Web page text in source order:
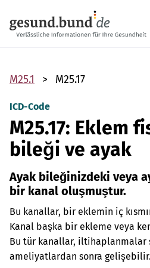
M25.1 M25.17
ICD-Code
M25.17: Eklem
bileği ve ayak
Ayak bileğinizdeki veya
bir kanal oluşmuştur.
Bu kanallar, bir eklemin iç
Kanal başka bir ekleme veya
Bu tür kanallar, iltihaplanmalar
ameliyatlardan sonra gelişebilir.